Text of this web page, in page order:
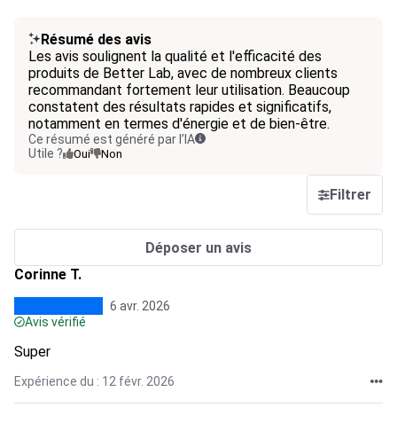
Résumé des avis
Les avis soulignent la qualité et l'efficacité des
produits de Better Lab, avec de nombreux clients
recommandant fortement leur utilisation. Beaucoup
constatent des résultats rapides et significatifs,
notamment en termes d'énergie et de bien-être.
Ce résumé est généré par l’IA
Utile ?
Oui Non
Filtrer
Déposer un avis
Corinne T.
6 avr. 2026
Avis vérifié
Super
Expérience du : 12 févr. 2026